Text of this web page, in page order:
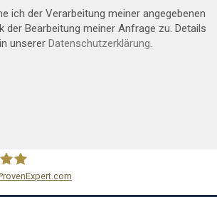
ich der Verarbeitung meiner angegebenen
der Bearbeitung meiner Anfrage zu. Details
unserer Datenschutzerklärung.